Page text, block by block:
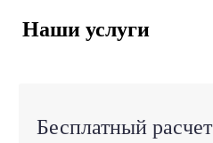
Наши услуги
Бесплатный расчет